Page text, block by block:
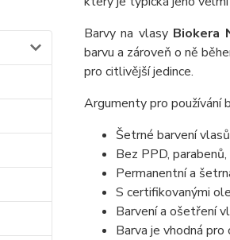
Barvy na vlasy Biokera
barvu a zároveň o ně
pro citlivější jedince.
Argumenty pro používání
Šetrné barvení
Bez PPD,
Permanentní a
S certifikovanými
Barvení a ošetření
Barva je vhodná